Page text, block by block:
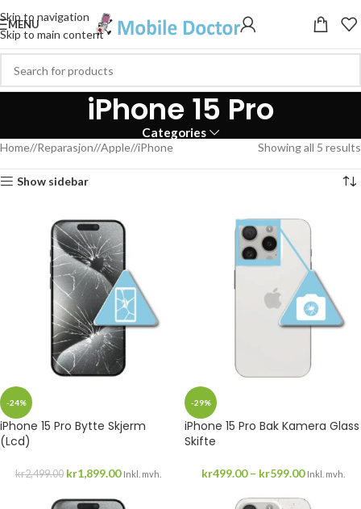
Skip to navigation
Skip to main content
MENU
iPhone 15 Pro
Categories
Home/ Reparasjon/ Apple/ iPhone Showing all 5 results
Show sidebar
-24%
iPhone 15 Pro Bytte Skjerm
(Lcd)
kr2,499.00 kr1,899.00 Inkl. mvh.
-29%
iPhone 15 Pro Bak Kamera Glass
Skifte
kr499.00 – kr599.00 Inkl. mvh.